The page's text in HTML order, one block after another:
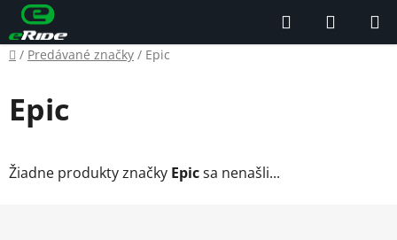
Prejsť
na
obsah
Hľadať
KOŠÍK
Domov
/ Predávané značky / Epic
Epic
Žiadne produkty značky Epicsa nenašli...